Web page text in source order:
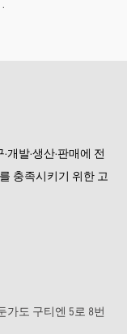
.
개발·생산·판매에 전
충족시키기 위한 고
가도 구티엔 5로 8번